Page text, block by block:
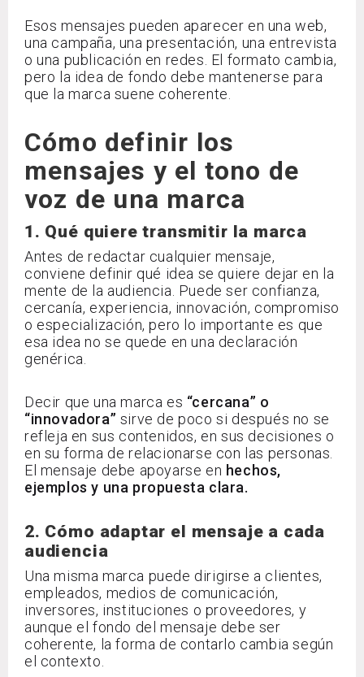
Esos mensajes pueden aparecer en una web,
una campaña, una presentación, una entrevista
o una publicación en redes. El formato cambia,
pero la idea de fondo debe mantenerse para
que la marca suene coherente.
Cómo definir los
mensajes y el tono de
voz de una marca
1. Qué quiere transmitir la marca
Antes de redactar cualquier mensaje,
conviene definir qué idea se quiere dejar en la
mente de la audiencia. Puede ser confianza,
cercanía, experiencia, innovación, compromiso
o especialización, pero lo importante es que
esa idea no se quede en una declaración
genérica.
Decir que una marca es “cercana” o
“innovadora” sirve de poco si después no se
refleja en sus contenidos, en sus decisiones o
en su forma de relacionarse con las personas.
El mensaje debe apoyarse en hechos,
ejemplos y una propuesta clara.
2. Cómo adaptar el mensaje a cada
audiencia
Una misma marca puede dirigirse a clientes,
empleados, medios de comunicación,
inversores, instituciones o proveedores, y
aunque el fondo del mensaje debe ser
coherente, la forma de contarlo cambia según
el contexto.